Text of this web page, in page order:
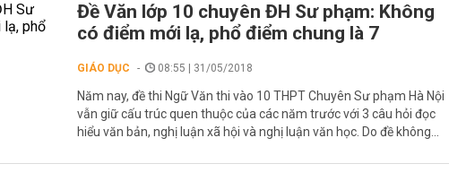
Đề Văn lớp 10 chuyên ĐH Sư phạm: Không
có điểm mới lạ, phổ điểm chung là 7
GIÁO DỤC 08:55 | 31/05/2018
Năm nay, đề thi Ngữ Văn thi vào 10 THPT Chuyên Sư phạm Hà Nội
vẫn giữ cấu trúc quen thuộc của các năm trước với 3 câu hỏi đọc
hiểu văn bản, nghị luận xã hội và nghị luận văn học. Do đề không...